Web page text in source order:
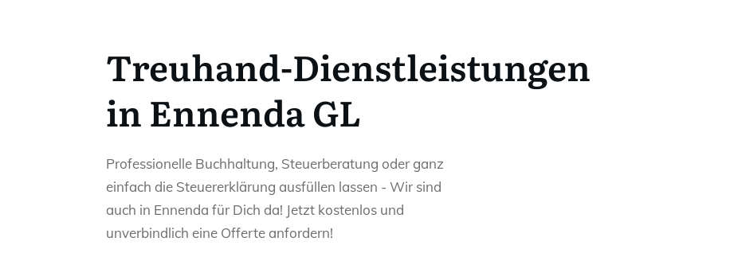
Treuhand-Dienstleistungen
in Ennenda GL
Professionelle Buchhaltung, Steuerberatung oder ganz
einfach die Steuererklärung ausfüllen lassen - Wir sind
auch in Ennenda für Dich da! Jetzt kostenlos und
unverbindlich eine Offerte anfordern!